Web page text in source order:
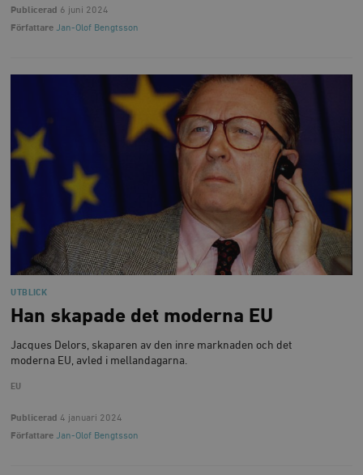
Publicerad 6 juni 2024
Författare Jan-Olof Bengtsson
UTBLICK
Han skapade det moderna EU
Jacques Delors, skaparen av den inre marknaden och det
moderna EU, avled i mellandagarna.
EU
Publicerad 4 januari 2024
Författare Jan-Olof Bengtsson